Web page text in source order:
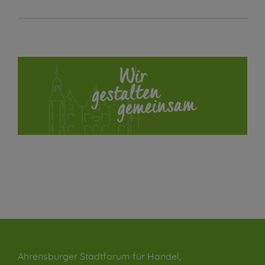
Ahrensburger Stadtforum für Handel,